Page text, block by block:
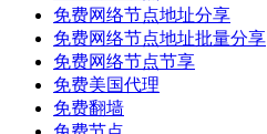
免费网络节点地址分享
免费网络节点地址批量分享
免费网络节点节享
免费美国代理
免费翻墙